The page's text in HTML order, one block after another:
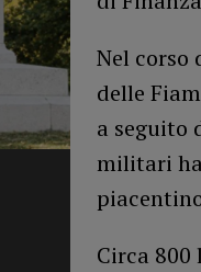
Nel corso
delle
a seguito
militari
Circa